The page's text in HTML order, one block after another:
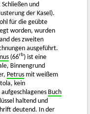
und
der Kasel).
für die geübte
worden, wurden
des zweiten
ausgeführt.
(66rb) ist eine
Binnengrund
Petrus mit weißem
kein
Buch
haltend und
deutend. In der